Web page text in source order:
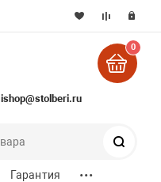
ishop@stolberi.ru
0
Гарантия ...